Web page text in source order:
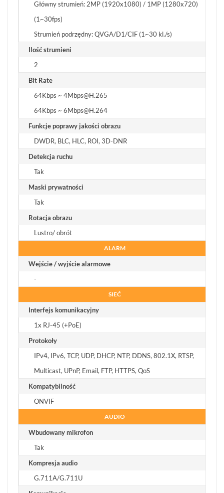
Główny strumień: 2MP (1920x1080) / 1MP (1280x720)
(1~30fps)
Strumień podrzędny: QVGA/D1/CIF (1~30 kl./s)
Ilość strumieni
2
Bit Rate
64Kbps ~ 4Mbps@H.265
64Kbps ~ 6Mbps@H.264
Funkcje poprawy jakości obrazu
DWDR, BLC, HLC, ROI, 3D-DNR
Detekcja ruchu
Tak
Maski prywatności
Tak
Rotacja obrazu
Lustro/ obrót
ALARM
Wejście / wyjście alarmowe
-
SIEĆ
Interfejs komunikacyjny
1x RJ-45 (+PoE)
Protokoły
IPv4, IPv6, TCP, UDP, DHCP, NTP, DDNS, 802.1X, RTSP,
Multicast, UPnP, Email, FTP, HTTPS, QoS
Kompatybilność
ONVIF
AUDIO
Wbudowany mikrofon
Tak
Kompresja audio
G.711A/G.711U